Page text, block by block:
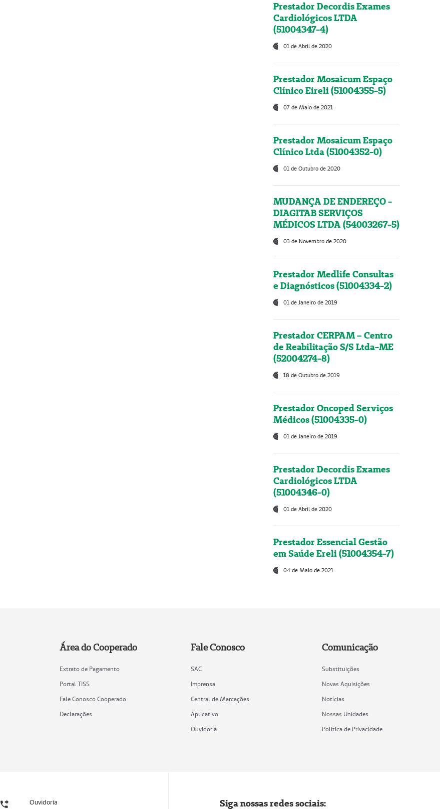
Prestador Decordis Exames
Cardiológicos LTDA
(51004347-4)
01 de Abril de 2020
Prestador Mosaicum Espaço
Clínico Eireli (51004355-5)
07 de Maio de 2021
Prestador Mosaicum Espaço
Clínico Ltda (51004352-0)
01 de Outubro de 2020
MUDANÇA DE ENDEREÇO -
DIAGITAB SERVIÇOS
MÉDICOS LTDA (54003267-5)
03 de Novembro de 2020
Prestador Medlife Consultas
e Diagnósticos (51004334-2)
01 de Janeiro de 2019
Prestador CERPAM – Centro
de Reabilitação S/S Ltda-ME
(52004274-8)
18 de Outubro de 2019
Prestador Oncoped Serviços
Médicos (51004335-0)
01 de Janeiro de 2019
Prestador Decordis Exames
Cardiológicos LTDA
(51004346-0)
01 de Abril de 2020
Prestador Essencial Gestão
em Saúde Ereli (51004354-7)
04 de Maio de 2021
Área do Cooperado
Extrato de Pagamento
Portal TISS
Fale Conosco Cooperado
Declarações
Fale Conosco
SAC
Imprensa
Central de Marcações
Aplicativo
Ouvidoria
Comunicação
Substituições
Novas Aquisições
Notícias
Nossas Unidades
Política de Privacidade
Ouvidoria Siga nossas redes sociais: